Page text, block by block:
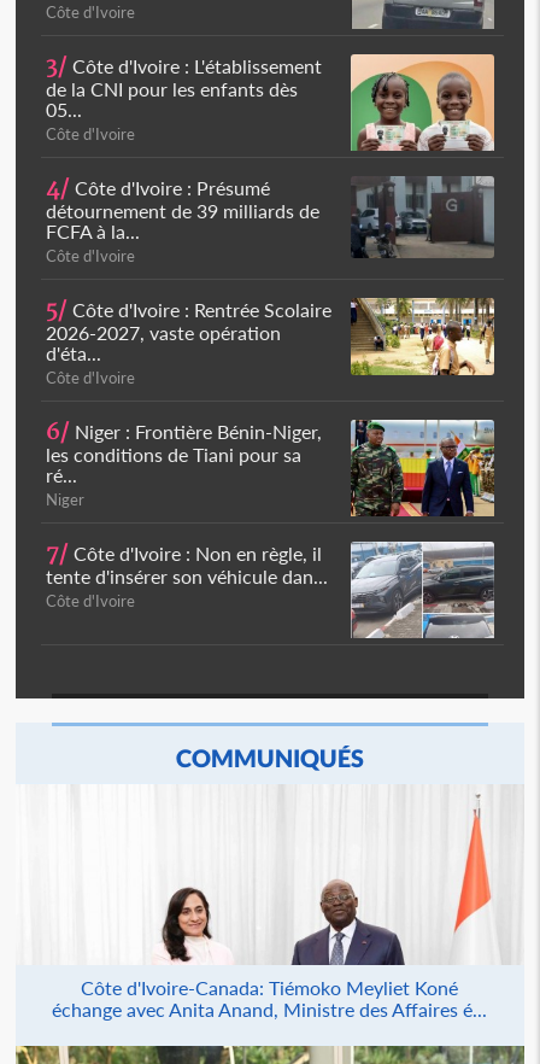
Côte d'Ivoire
3/ Côte d'Ivoire : L'établissement
de la CNI pour les enfants dès
05...
Côte d'Ivoire
4/ Côte d'Ivoire : Présumé
détournement de 39 milliards de
FCFA à la...
Côte d'Ivoire
5/ Côte d'Ivoire : Rentrée Scolaire
2026-2027, vaste opération
d'éta...
Côte d'Ivoire
6/ Niger : Frontière Bénin-Niger,
les conditions de Tiani pour sa
ré...
Niger
7/ Côte d'Ivoire : Non en règle, il
tente d'insérer son véhicule dan...
Côte d'Ivoire
COMMUNIQUÉS
Côte d'Ivoire-Canada: Tiémoko Meyliet Koné
échange avec Anita Anand, Ministre des Affaires é...